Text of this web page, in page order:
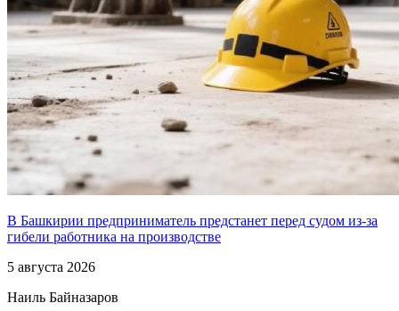
В Башкирии предприниматель предстанет перед судом из-за
гибели работника на производстве
5 августа 2026
Наиль Байназаров